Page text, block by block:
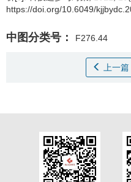
https://doi.org/10.6049/
中图分类号： F276.44
上一篇